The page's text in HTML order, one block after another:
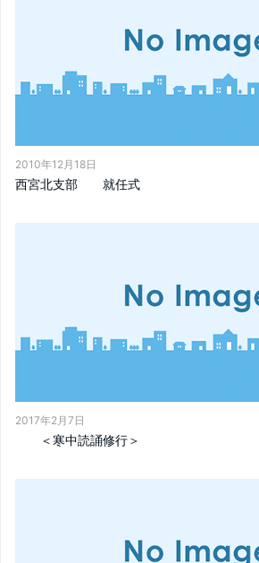
2010年12月18日
西宮北支部 就任式
2017年2月7日
＜寒中読誦修行＞